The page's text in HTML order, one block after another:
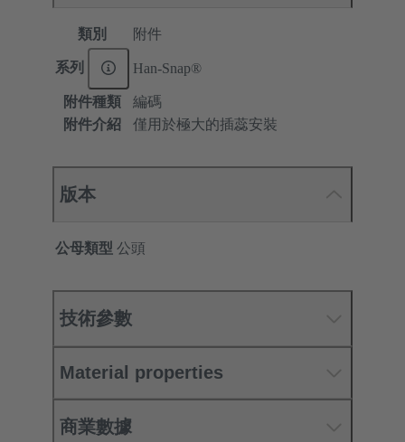
類別 附件
系列 Han-Snap®
附件種類
編碼
附件介紹
僅用於極大的插蕊安裝
版本
公母類型 公頭
技術參數
Material properties
商業數據